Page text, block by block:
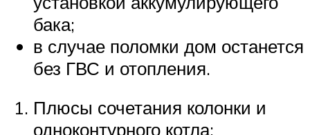
бака;
в случае поломки дом останется
без ГВС и отопления.
Плюсы сочетания колонки и
одноконтурного котла: